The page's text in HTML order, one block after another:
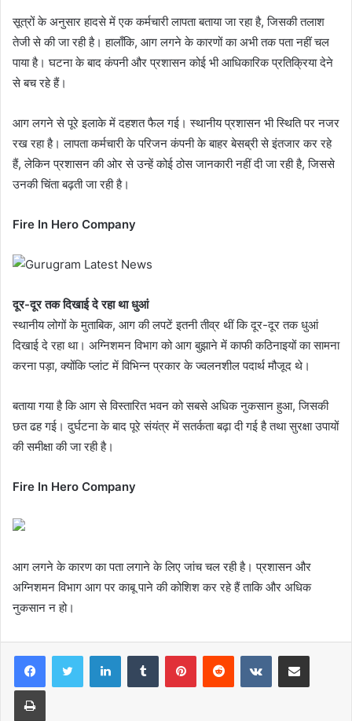
सूत्रों के अनुसार हादसे में एक कर्मचारी लापता बताया जा रहा है, जिसकी तलाश
तेजी से की जा रही है। हालाँकि, आग लगने के कारणों का अभी तक पता नहीं चल
पाया है। घटना के बाद कंपनी और प्रशासन कोई भी आधिकारिक प्रतिक्रिया देने
से बच रहे हैं।
आग लगने से पूरे इलाके में दहशत फैल गई। स्थानीय प्रशासन भी स्थिति पर नजर
रख रहा है। लापता कर्मचारी के परिजन कंपनी के बाहर बेसब्री से इंतजार कर रहे
हैं, लेकिन प्रशासन की ओर से उन्हें कोई ठोस जानकारी नहीं दी जा रही है, जिससे
उनकी चिंता बढ़ती जा रही है।
Fire In Hero Company
दूर-दूर तक दिखाई दे रहा था धुआं
स्थानीय लोगों के मुताबिक, आग की लपटें इतनी तीव्र थीं कि दूर-दूर तक धुआं
दिखाई दे रहा था। अग्निशमन विभाग को आग बुझाने में काफी कठिनाइयों का सामना
करना पड़ा, क्योंकि प्लांट में विभिन्न प्रकार के ज्वलनशील पदार्थ मौजूद थे।
बताया गया है कि आग से विस्तारित भवन को सबसे अधिक नुकसान हुआ, जिसकी
छत ढह गई। दुर्घटना के बाद पूरे संयंत्र में सतर्कता बढ़ा दी गई है तथा सुरक्षा उपायों
की समीक्षा की जा रही है।
Fire In Hero Company
आग लगने के कारण का पता लगाने के लिए जांच चल रही है। प्रशासन और
अग्निशमन विभाग आग पर काबू पाने की कोशिश कर रहे हैं ताकि और अधिक
नुकसान न हो।